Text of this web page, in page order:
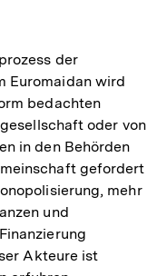
der
Euromaidan wird
bedachten
oder von
in den Behörden
gefordert
mehr
und
Akteure ist